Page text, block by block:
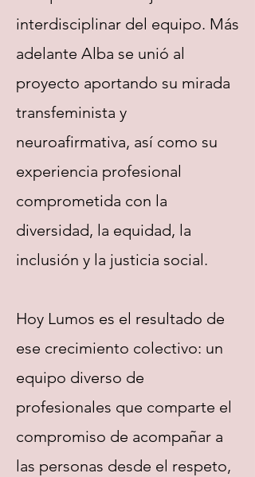
interdisciplinar del equipo. Más
adelante Alba se unió al
proyecto aportando su mirada
transfeminista y
neuroafirmativa, así como su
experiencia profesional
comprometida con la
diversidad, la equidad, la
inclusión y la justicia social.
Hoy Lumos es el resultado de
ese crecimiento colectivo: un
equipo diverso de
profesionales que comparte el
compromiso de acompañar a
las personas desde el respeto,